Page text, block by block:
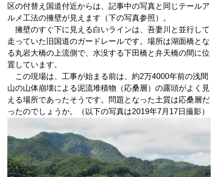
区の付替え国道付近からは、記事中の写真と同じテールア
ルメ工法の擁壁が見えます（下の写真参照）。
擁壁のすぐ下に見える白いラインは、吾妻川と並行して
走っていた旧国道のガードレールです。場所は湖面橋とな
る丸岩大橋の上流側で、水没する下田橋と弁天橋の間に位
置しています。
この現場は、工事が始まる前は、約2万4000年前の浅間
山の山体崩壊による泥流堆積物（応桑層）の露頭がよく見
える場所であったそうです。問題となった土質は応桑層だ
ったのでしょうか。（以下の写真は2019年7月17日撮影）